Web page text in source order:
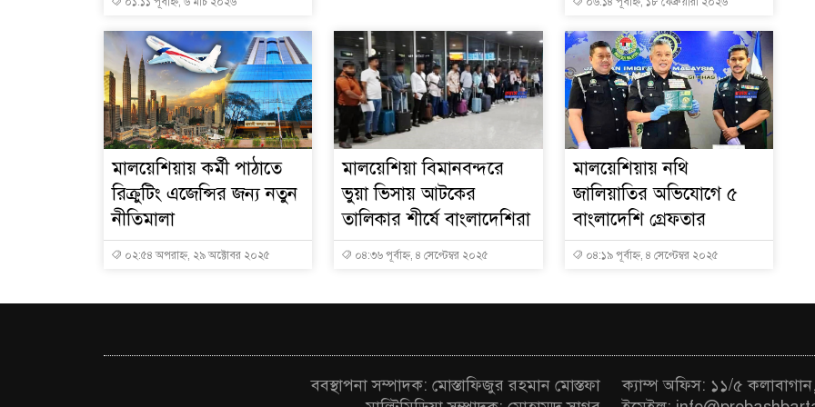
মালয়েশিয়ায় কর্মী পাঠাতে
রিক্রুটিং এজেন্সির জন্য নতুন
নীতিমালা
০২:৫৪ অপরাহ্ন, ২৯ অক্টোবর ২০২৫
মালয়েশিয়া বিমানবন্দরে
ভুয়া ভিসায় আটকের
তালিকার শীর্ষে বাংলাদেশিরা
০৪:৩৬ পূর্বাহ্ন, ৪ সেপ্টেম্বর ২০২৫
মালয়েশিয়ায় নথি
জালিয়াতির অভিযোগে ৫
বাংলাদেশি গ্রেফতার
০৪:১৯ পূর্বাহ্ন, ৪ সেপ্টেম্বর ২০২৫
ববস্থাপনা সম্পাদক: মোস্তাফিজুর রহমান মোস্তফা
ক্যাম্প অফিস: ১১/৫